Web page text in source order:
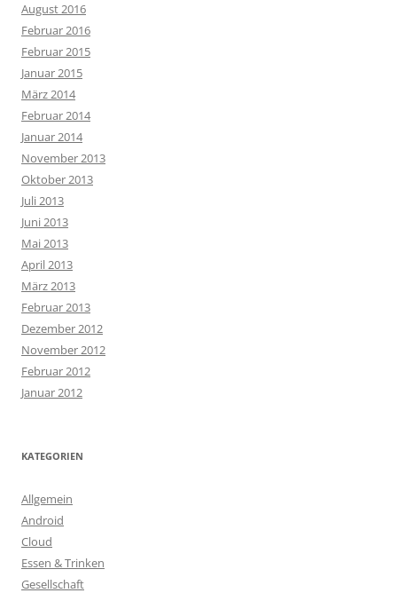
August 2016
Februar 2016
Februar 2015
Januar 2015
März 2014
Februar 2014
Januar 2014
November 2013
Oktober 2013
Juli 2013
Juni 2013
Mai 2013
April 2013
März 2013
Februar 2013
Dezember 2012
November 2012
Februar 2012
Januar 2012
KATEGORIEN
Allgemein
Android
Cloud
Essen & Trinken
Gesellschaft